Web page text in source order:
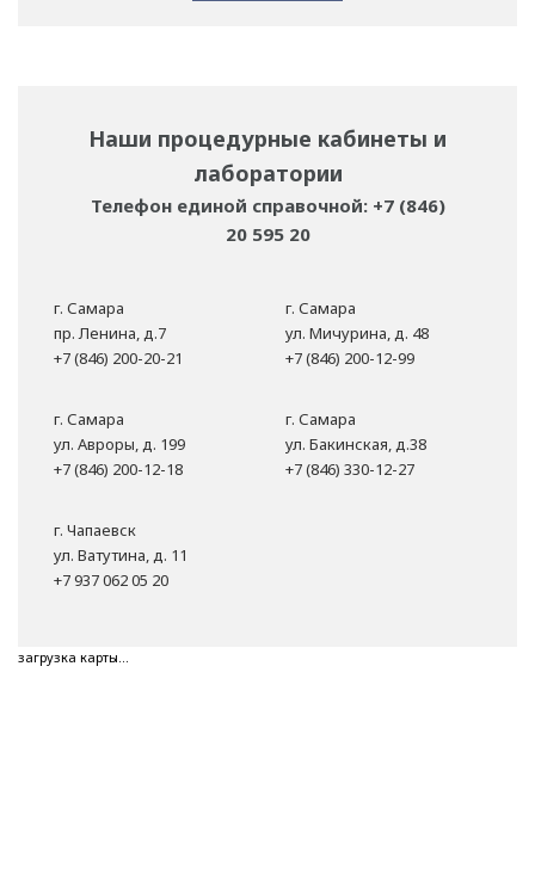
Наши процедурные кабинеты и
лаборатории
Телефон единой справочной: +7 (846)
20 595 20
г. Самара
пр. Ленина, д.7
+7 (846) 200-20-21
г. Самара
ул. Мичурина, д. 48
+7 (846) 200-12-99
г. Самара
ул. Авроры, д. 199
+7 (846) 200-12-18
г. Самара
ул. Бакинская, д.38
+7 (846) 330-12-27
г. Чапаевск
ул. Ватутина, д. 11
+7 937 062 05 20
загрузка карты...